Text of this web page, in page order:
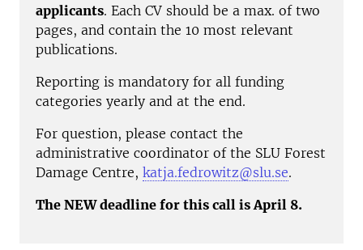
applicants. Each CV should be a max. of two
pages, and contain the 10 most relevant
publications.
Reporting is mandatory for all funding
categories yearly and at the end.
For question, please contact the
administrative coordinator of the SLU Forest
Damage Centre, katja.fedrowitz@slu.se.
The NEW deadline for this call is April 8.